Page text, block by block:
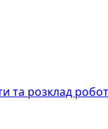
та розклад